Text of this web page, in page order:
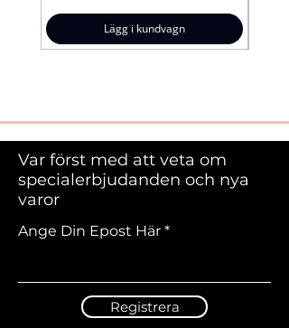
Lägg i kundvagn
Var först med att veta om
specialerbjudanden och nya
varor
Ange Din Epost Här
Registrera